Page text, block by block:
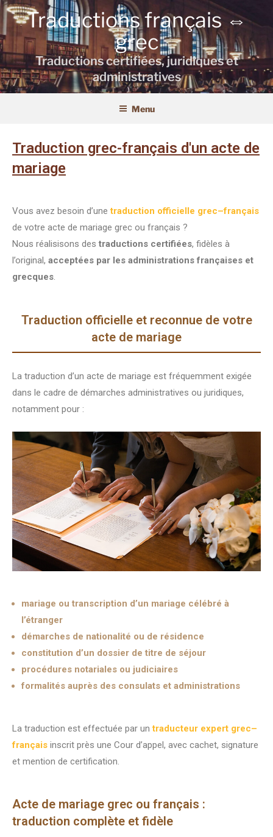
Traductions français ⇔
grec
Traductions certifiées, juridiques et
administratives
Menu
Traduction grec-français d'un acte de
mariage
Vous avez besoin d’unetraduction officielle grec–français
de votre acte de mariage grec ou français ?
Nous réalisisons des traductions certifiées, fidèles à
l’original, acceptées par les administrations françaises et
grecques.
Traduction officielle et reconnue de votre
acte de mariage
La traduction d’un acte de mariage est fréquemment exigée
dans le cadre de démarches administratives ou juridiques,
notamment pour :
mariage ou transcription d’un mariage célébré à
l’étranger
démarches de nationalité ou de résidence
constitution d’un dossier de titre de séjour
procédures notariales ou judiciaires
formalités auprès des consulats et administrations
La traduction est effectuée par untraducteur expert grec–
français inscrit près une Cour d’appel, avec cachet, signature
et mention de certification.
Acte de mariage grec ou français :
traduction complète et fidèle